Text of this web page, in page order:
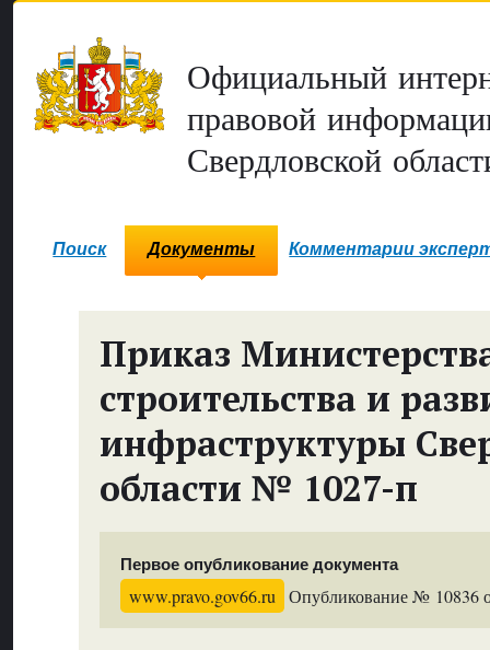
Официальный
правовой
Свердловской
Поиск Документы Комментарии
Приказ
строительства и
инфраструктуры
области № 1027-п
Первое опубликование документа
www.pravo.gov66.ru Опубликование № 10836